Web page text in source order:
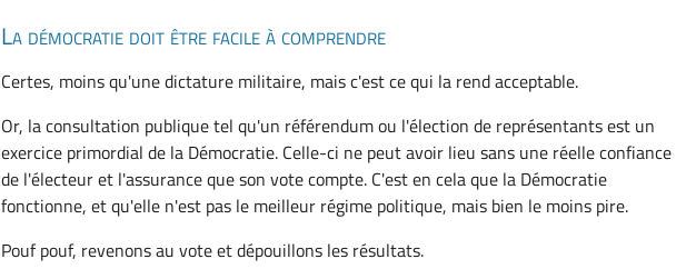
La démocratie doit être facile à comprendre
Certes, moins qu'une dictature militaire, mais c'est ce qui la rend acceptable.
Or, la consultation publique tel qu'un référendum ou l'élection de représentants est un
exercice primordial de la Démocratie. Celle-ci ne peut avoir lieu sans une réelle confiance
de l'électeur et l'assurance que son vote compte. C'est en cela que la Démocratie
fonctionne, et qu'elle n'est pas le meilleur régime politique, mais bien le moins pire.
Pouf pouf, revenons au vote et dépouillons les résultats.